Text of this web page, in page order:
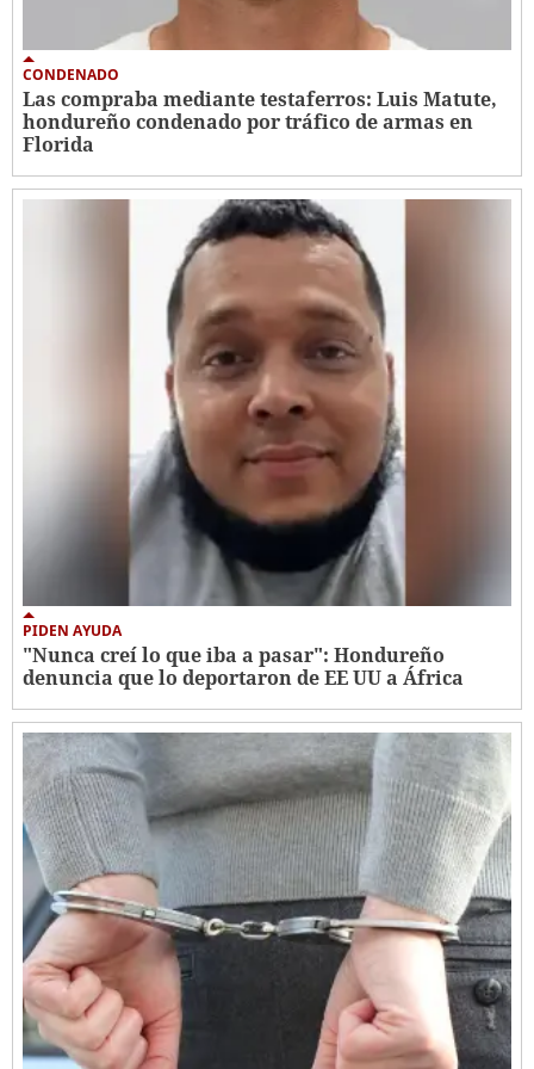
CONDENADO
Las compraba mediante testaferros: Luis Matute,
hondureño condenado por tráfico de armas en
Florida
PIDEN AYUDA
"Nunca creí lo que iba a pasar": Hondureño
denuncia que lo deportaron de EE UU a África